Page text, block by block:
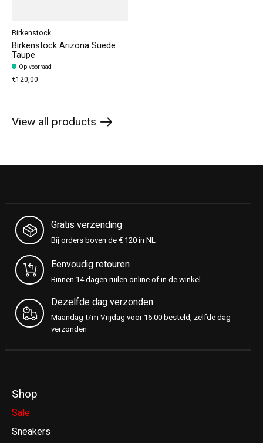
Birkenstock
Birkenstock Arizona Suede
Taupe
Op voorraad
€120,00
View all products
Gratis verzending
Bij orders boven de € 120 in NL
Eenvoudig retouren
Binnen 14 dagen ruilen online of in de winkel
Dezelfde dag verzonden
Maandag t/m Vrijdag voor 16:00 besteld, zelfde dag
verzonden
Shop
Sale
Sneakers